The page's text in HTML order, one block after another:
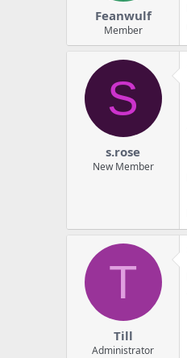
Feanwulf
Member
S
s.rose
New Member
T
Till
Administrator